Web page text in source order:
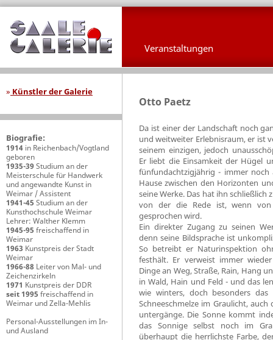
Veranstaltungen
» Künstler der Galerie
Biografie:
1914 in Reichenbach/Vogtland
geboren
1935-39Studium an der
Meisterschule für Handwerk
und angewandte Kunst in
Weimar / Assistent
1941-45 Studium an der
Kunsthochschule Weimar
Lehrer: Walther Klemm
1945-95 freischaffend in
Weimar
1963 Kunstpreis der Stadt
Weimar
1966-88 Leiter von Mal- und
Zeichenzirkeln
1971 Kunstpreis der DDR
seit 1995 freischaffend in
Weimar und Zella-Mehlis
Personal-Ausstellungen im In-
und Ausland
Otto Paetz
Da ist einer der Landschaft noch
und weitweiter Erlebnisraum, er ist
seinem einzigen, jedoch
Er liebt die Einsamkeit der Hügel
fünfundachtzigjährig - immer noch
Hause zwischen den Horizonten
seine Werke. Das hat ihn schließlich
von der die Rede ist, wenn von
gesprochen wird.
Ein direkter Zugang zu seinen
denn seine Bildsprache ist
So betreibt er Naturinspektion
festhält. Er verweist immer
Dinge an Weg, Straße, Rain, Hang
in Wald, Hain und Feld - und das
wie winters, doch besonders
Schneeschmelze im Graulicht,
untergänge. Die Sonne kommt
das Sonnige selbst noch im
überhaupt die herrlichste Farbe,